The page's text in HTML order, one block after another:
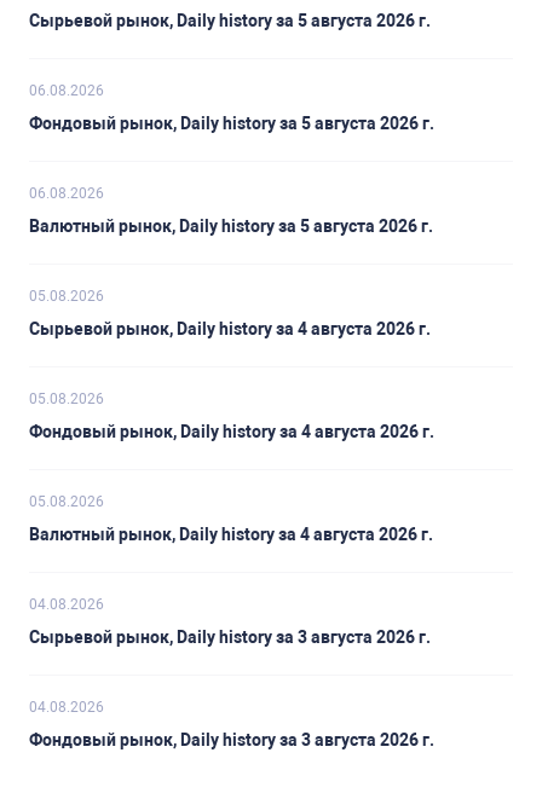
Сырьевой рынок, Daily history за 5 августа 2026 г.
06.08.2026
Фондовый рынок, Daily history за 5 августа 2026 г.
06.08.2026
Валютный рынок, Daily history за 5 августа 2026 г.
05.08.2026
Сырьевой рынок, Daily history за 4 августа 2026 г.
05.08.2026
Фондовый рынок, Daily history за 4 августа 2026 г.
05.08.2026
Валютный рынок, Daily history за 4 августа 2026 г.
04.08.2026
Сырьевой рынок, Daily history за 3 августа 2026 г.
04.08.2026
Фондовый рынок, Daily history за 3 августа 2026 г.